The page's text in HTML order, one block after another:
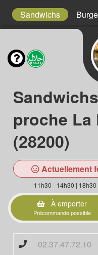
Sandwichs
proche La
(28200)
Actuellement
11h30 - 14h30 | 18h30
À emporter
Précommande possible
02.37.47.72.10